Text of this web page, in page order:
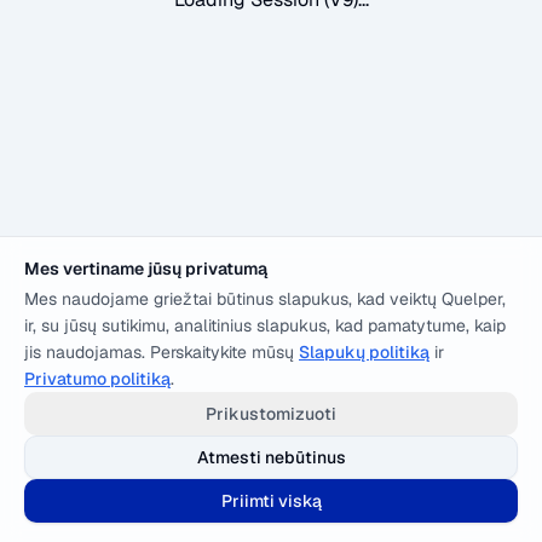
Mes vertiname jūsų privatumą
Mes naudojame griežtai būtinus slapukus, kad veiktų Quelper,
ir, su jūsų sutikimu, analitinius slapukus, kad pamatytume, kaip
jis naudojamas. Perskaitykite mūsų Slapukų politiką ir
Privatumo politiką.
Prikustomizuoti
Atmesti nebūtinus
Priimti viską